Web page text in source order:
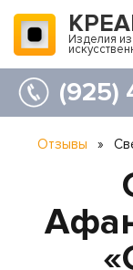
Изделия из
(925)
Отзывы »